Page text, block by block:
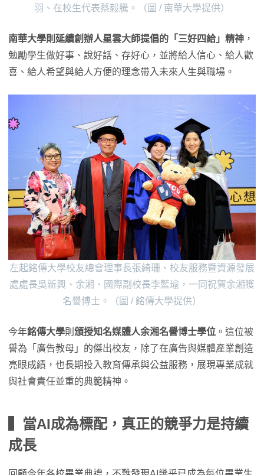
羽、在校生代表蔡毅騰。（圖 / 南華大學提供）
南華大學則延續創辦人星雲大師提倡的「三好四給」精神 ，
勉勵學生做好事、說好話、存好心，並將給人信心、給人歡
喜、給人希望與給人方便的理念帶入未來人生與職場。
左起銘傳大學校友總會理事長張綺珊、校友服務暨資源發展
處處長吳新興、余湘、國際副校長李藍瑜，一同祝賀余湘獲
名譽博士。（圖 / 銘傳大學提供）
今年銘傳大學則 頒授知名媒體人余湘名譽博士學位 。這位被
譽為「廣告教母」的傑出校友，除了在廣告與媒體產業創造
亮眼成績，也長期投入教育傳承與公益服務，展現專業成就
與社會責任並重的典範精神。
▍當AI成為標配，真正的競爭力是持續
成長